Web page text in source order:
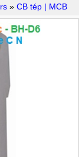
»CB tép | MCB